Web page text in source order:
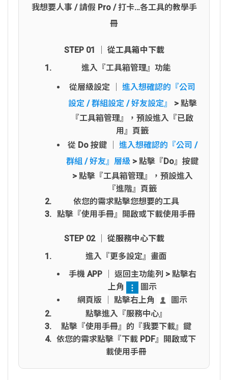
我想要人事 / 請假 Pro / 打卡…各工具的教學手
冊
STEP 01 │ 從工具箱中下載
進入『工具箱管理』功能
從層級設定 │ 進入想確認的『公司
設定 / 群組設定 / 好友設定』
> 點擊
『工具箱管理』，預設進入『已啟
用』頁籤
從 Do 按鍵 │ 進入想確認的『公司 /
群組 / 好友』層級 > 點擊『Do』按鍵
> 點擊『工具箱管理』，預設進入
『進階』頁籤
依您的需求點擊您想要的工具
點擊『使用手冊』開啟或下載使用手冊
STEP 02 │ 從服務中心下載
進入『更多設定』畫面
手機 APP │ 返回主功能列 > 點擊右
上角
圖示
網頁版 │ 點擊右上角
圖示
點擊進入『服務中心』
點擊『使用手冊』的『我要下載』鍵
依您的需求點擊『下載 PDF』開啟或下
載使用手冊